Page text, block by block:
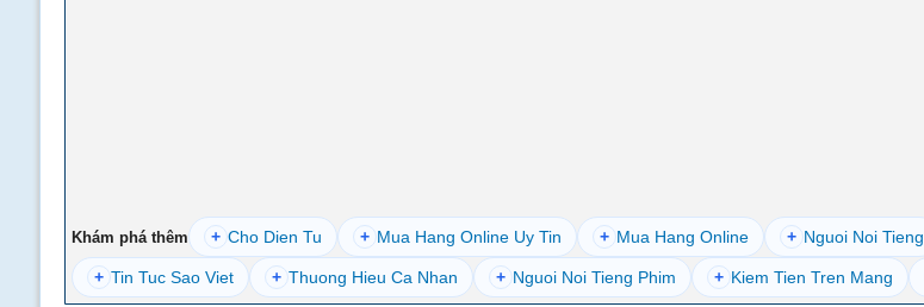
Khám phá thêm + Cho Dien Tu + Mua Hang Online Uy Tin + Mua Hang Online + Nguoi Noi Tieng
+ Tin Tuc Sao Viet + Thuong Hieu Ca Nhan + Nguoi Noi Tieng Phim + Kiem Tien Tren Mang